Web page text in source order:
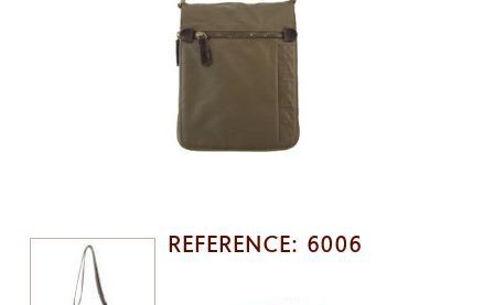
REFERENCE: 6006